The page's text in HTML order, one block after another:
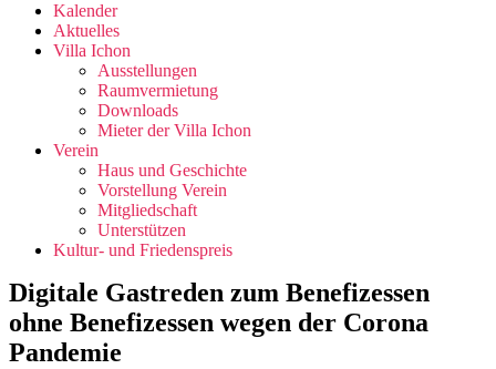
Kalender
Aktuelles
Villa Ichon
Ausstellungen
Raumvermietung
Downloads
Mieter der Villa Ichon
Verein
Haus und Geschichte
Vorstellung Verein
Mitgliedschaft
Unterstützen
Kultur- und Friedenspreis
Digitale Gastreden zum Benefizessen
ohne Benefizessen wegen der Corona
Pandemie